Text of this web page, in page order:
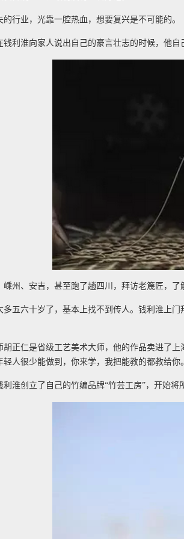
的行业，光靠一腔热血，想要复兴是不可能的。
钱利淮向家人说出自己的豪言壮志的时候，他自
嵊州、安吉，甚至跑了趟四川，拜访老篾匠，了
多五六十岁了，基本上找不到传人。钱利淮上
胡正仁是省级工艺美术大师，他的作品卖进了
轻人很少能做到，你来学，我把能教的都教给你
利淮创立了自己的竹编品牌“竹芸工房”，开始将